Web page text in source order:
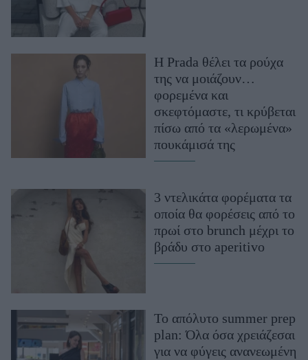
Η Prada θέλει τα ρούχα
της να μοιάζουν…
φορεμένα και
σκεφτόμαστε, τι κρύβεται
πίσω από τα «λερωμένα»
πουκάμισά της
3 ντελικάτα φορέματα τα
οποία θα φορέσεις από το
πρωί στο brunch μέχρι το
βράδυ στο aperitivo
Το απόλυτο summer prep
plan: Όλα όσα χρειάζεσαι
για να φύγεις ανανεωμένη